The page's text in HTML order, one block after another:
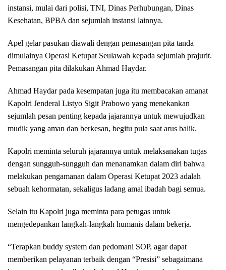
instansi, mulai dari polisi, TNI, Dinas Perhubungan, Dinas
Kesehatan, BPBA dan sejumlah instansi lainnya.
Apel gelar pasukan diawali dengan pemasangan pita tanda
dimulainya Operasi Ketupat Seulawah kepada sejumlah prajurit.
Pemasangan pita dilakukan Ahmad Haydar.
Ahmad Haydar pada kesempatan juga itu membacakan amanat
Kapolri Jenderal Listyo Sigit Prabowo yang menekankan
sejumlah pesan penting kepada jajarannya untuk mewujudkan
mudik yang aman dan berkesan, begitu pula saat arus balik.
Kapolri meminta seluruh jajarannya untuk melaksanakan tugas
dengan sungguh-sungguh dan menanamkan dalam diri bahwa
melakukan pengamanan dalam Operasi Ketupat 2023 adalah
sebuah kehormatan, sekaligus ladang amal ibadah bagi semua.
Selain itu Kapolri juga meminta para petugas untuk
mengedepankan langkah-langkah humanis dalam bekerja.
“Terapkan buddy system dan pedomani SOP, agar dapat
memberikan pelayanan terbaik dengan “Presisi” sebagaimana